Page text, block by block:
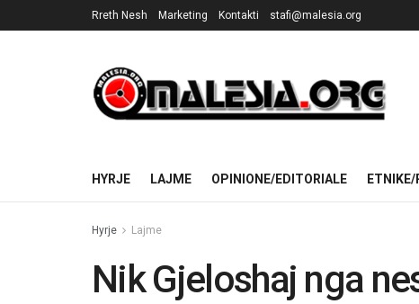
Rreth Nesh Marketing Kontakti stafi@malesia.org
HYRJE LAJME OPINIONE/EDITORIALE
Hyrje Lajme
Nik Gjeloshaj nga